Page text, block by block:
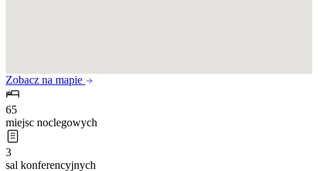
Zobacz na mapie
65
miejsc noclegowych
3
sal konferencyjnych